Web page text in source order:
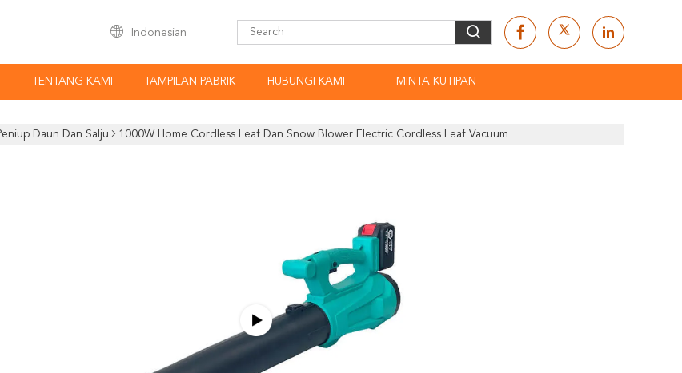
Indonesian
TENTANG KAMI TAMPILAN PABRIK HUBUNGI KAMI MINTA KUTIPAN
Daun Dan Salju 1000W Home Cordless Leaf Dan Snow Blower Electric Cordless Leaf Vacuum